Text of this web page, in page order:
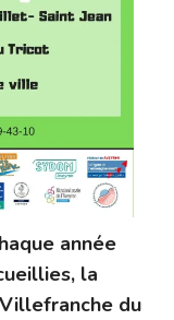
année
la
du